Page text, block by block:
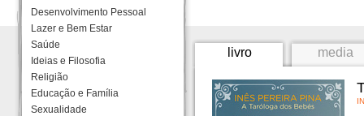
Desenvolvimento Pessoal
Lazer e Bem Estar
Saúde
Ideias e Filosofia
Religião
Educação e Família
Sexualidade
livro media